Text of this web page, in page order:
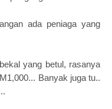
ada peniaga yang
yang betul, rasanya
Banyak juga tu..